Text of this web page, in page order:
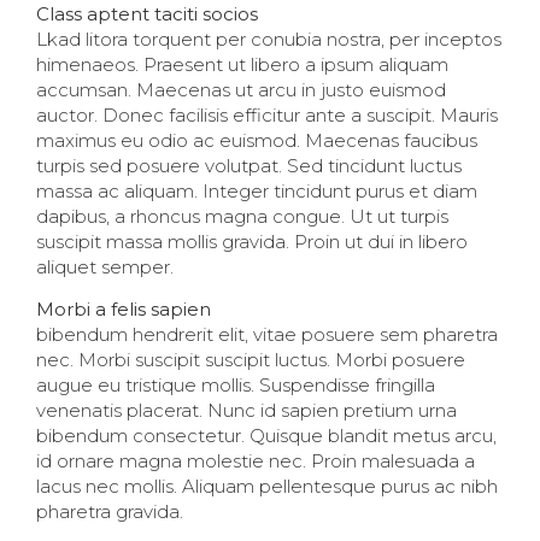
Class aptent taciti socios
Lkad litora torquent per conubia nostra, per inceptos
himenaeos. Praesent ut libero a ipsum aliquam
accumsan. Maecenas ut arcu in justo euismod
auctor. Donec facilisis efficitur ante a suscipit. Mauris
maximus eu odio ac euismod. Maecenas faucibus
turpis sed posuere volutpat. Sed tincidunt luctus
massa ac aliquam. Integer tincidunt purus et diam
dapibus, a rhoncus magna congue. Ut ut turpis
suscipit massa mollis gravida. Proin ut dui in libero
aliquet semper.
Morbi a felis sapien
bibendum hendrerit elit, vitae posuere sem pharetra
nec. Morbi suscipit suscipit luctus. Morbi posuere
augue eu tristique mollis. Suspendisse fringilla
venenatis placerat. Nunc id sapien pretium urna
bibendum consectetur. Quisque blandit metus arcu,
id ornare magna molestie nec. Proin malesuada a
lacus nec mollis. Aliquam pellentesque purus ac nibh
pharetra gravida.